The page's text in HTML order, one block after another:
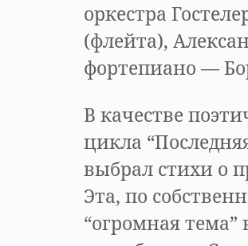
оркестра
(флейта),
фортепиано —
В качестве
цикла
выбрал стихи о
Эта, по
“огромная